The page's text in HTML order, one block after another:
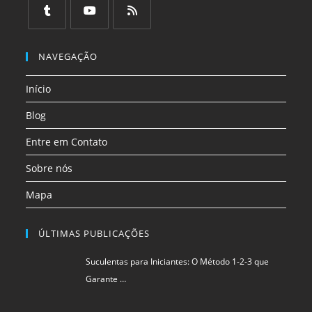
uma
aba
em
uma
aba
uma
em
nova
aba
em
aba
aba
NAVEGAÇÃO
Início
Blog
Entre em Contato
Sobre nós
Mapa
ÚLTIMAS PUBLICAÇÕES
Suculentas para Iniciantes: O Método 1-2-3 que
Garante …